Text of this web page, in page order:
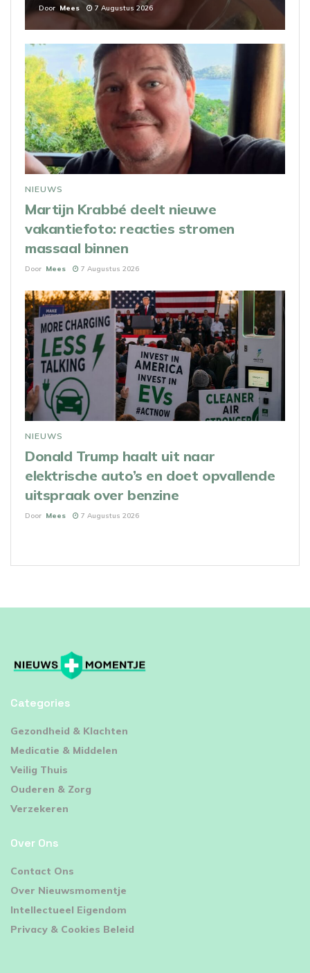
Door Mees 7 Augustus 2026
NIEUWS
Martijn Krabbé deelt nieuwe
vakantiefoto: reacties stromen
massaal binnen
Door Mees 7 Augustus 2026
NIEUWS
Donald Trump haalt uit naar
elektrische auto’s en doet opvallende
uitspraak over benzine
Door Mees 7 Augustus 2026
Categories
⁠Gezondheid & Klachten
Medicatie & Middelen
Veilig Thuis
Ouderen & Zorg
Verzekeren
Over Ons
Contact Ons
Over Nieuwsmomentje
Intellectueel Eigendom
Privacy & Cookies Beleid